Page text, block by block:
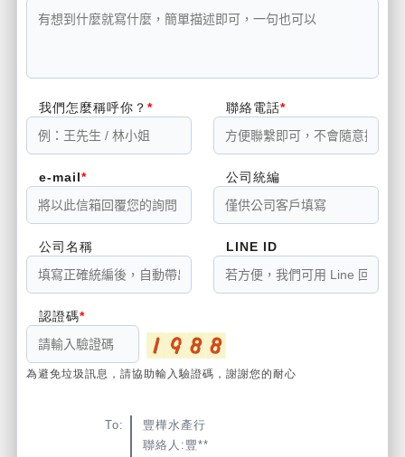
我們怎麼稱呼你？ 聯絡電話
e-mail 公司統編
公司名稱 LINE ID
認證碼
為避免垃圾訊息，請協助輸入驗證碼，謝謝您的耐心
To:
豐樺水產行
聯絡人:豐**